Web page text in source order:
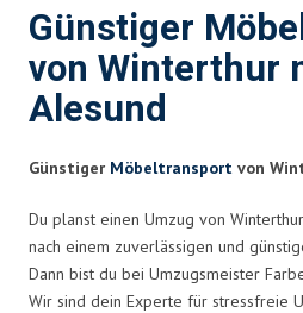
Günstiger
von Winterthur
Alesund
Günstiger Möbeltransport von
Du planst einen Umzug von
nach einem zuverlässigen und
Dann bist du bei Umzugsmeister
Wir sind dein Experte für stressfreie